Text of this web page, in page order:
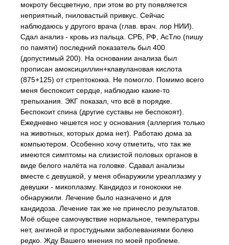
мокроту бесцветную, при этом во рту появляется
неприятный, гниловастый привкус. Сейчас
наблюдаюсь у другого врача (глав. врач. лор НИИ).
Сдал анализ - кровь из пальца. СРБ, РФ, АсТло (пишу
по памяти) последний показатель был 400
(допустимый 200). На основании анализа был
прописан амоксициллин+клавулановая кислота
(875+125) от стрептококка. Не помогло. Помимо всего
меня беспокоит сердце, наблюдаю какие-то
трепыхания. ЭКГ показал, что всё в порядке.
Беспокоит спина (другие суставы не беспокоят).
Ежедневно чешется нос у основания (аллергия только
на животных, которых дома нет). Работаю дома за
компьютером. Особенно хочу отметить, что так же
имеются симптомы на слизистой половых органов в
виде белого налёта на головке. Сдавал анализы
вместе с девушкой, у меня обнаружили уреаплазму у
девушки - микоплазму. Кандидоз и гонококки не
обнаружили. Лечение было назначено и для
кандидоза. Лечение так же не принесло результатов.
Моё общее самочувствие нормальное, температуры
нет, ангиной и простудными заболеваниями болею
редко. Жду Вашего мнения по моей проблеме.